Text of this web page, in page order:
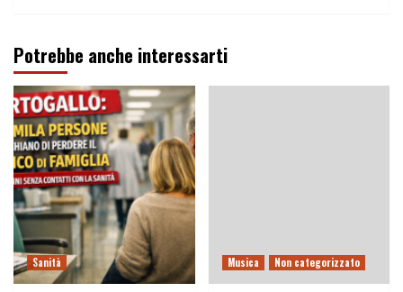
Potrebbe anche interessarti
Sanità Musica Non categorizzato